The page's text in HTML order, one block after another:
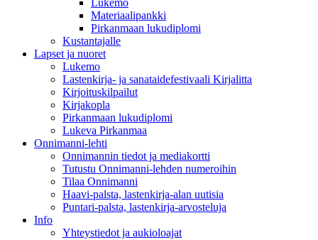
Lukemo
Materiaalipankki
Pirkanmaan lukudiplomi
Kustantajalle
Lapset ja nuoret
Lukemo
Lastenkirja- ja sanataidefestivaali Kirjalitta
Kirjoituskilpailut
Kirjakopla
Pirkanmaan lukudiplomi
Lukeva Pirkanmaa
Onnimanni-lehti
Onnimannin tiedot ja mediakortti
Tutustu Onnimanni-lehden numeroihin
Tilaa Onnimanni
Haavi-palsta, lastenkirja-alan uutisia
Puntari-palsta, lastenkirja-arvosteluja
Info
Yhteystiedot ja aukioloajat